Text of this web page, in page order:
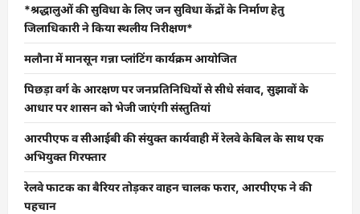
*श्रद्धालुओं की सुविधा के लिए जन सुविधा केंद्रों के निर्माण हेतु
जिलाधिकारी ने किया स्थलीय निरीक्षण*
मलौना में मानसून गन्ना प्लांटिंग कार्यक्रम आयोजित
पिछड़ा वर्ग के आरक्षण पर जनप्रतिनिधियों से सीधे संवाद, सुझावों के
आधार पर शासन को भेजी जाएंगी संस्तुतियां
आरपीएफ व सीआईबी की संयुक्त कार्यवाही में रेलवे केबिल के साथ एक
अभियुक्त गिरफ्तार
रेलवे फाटक का बैरियर तोड़कर वाहन चालक फरार, आरपीएफ ने की
पहचान